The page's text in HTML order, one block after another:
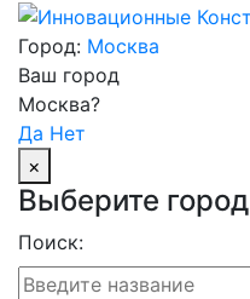
Город: Москва
Ваш город
Москва?
Да Нет
×
Выберите город
Поиск: